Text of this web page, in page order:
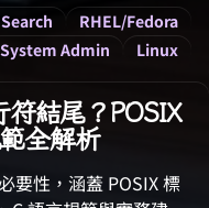
RHEL/Fedora
System Admin
Linux
結尾？POSIX
全解析
要性，涵蓋 POSIX 標